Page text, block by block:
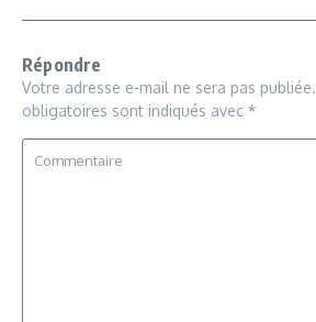
Répondre
Votre adresse e-mail ne sera pas publiée.
obligatoires sont indiqués avec *